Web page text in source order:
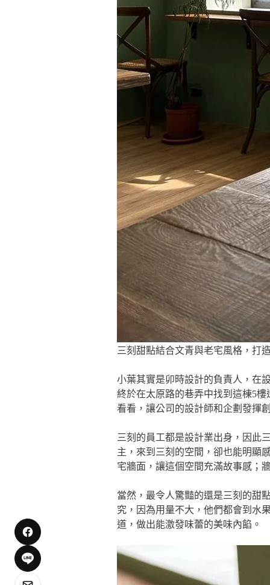
三刻甜點結合文青與老宅風格，打
小葉其實是卯時設計的負責人，在
終於在太原路的巷弄中找到這棟5
看看，讓公司的設計師和企劃發揮
三刻的員工都是設計業出身，因此
主，來到三刻的空間，卻也能明顯
宅牆面，讓這個空間充滿故事感；
當然，最令人驚豔的還是三刻的甜
究，因為用量不大，他們都會到水
道，做出能激發味蕾的美味內餡。